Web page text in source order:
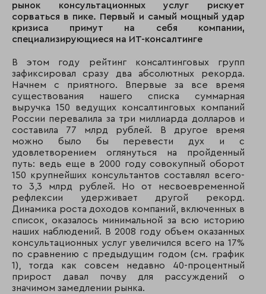
рынок консультационных услуг рискует
сорваться в пике. Первый и самый мощный удар
кризиса примут на себя компании,
специализирующиеся на ИТ-консалтинге
В этом году рейтинг консалтинговых групп
зафиксировал сразу два абсолютных рекорда.
Начнем с приятного. Впервые за все время
существования нашего списка суммарная
выручка 150 ведущих консалтинговых компаний
России перевалила за три миллиарда долларов и
составила 77 млрд рублей. В другое время
можно было бы перевести дух и с
удовлетворением оглянуться на пройденный
путь: ведь еще в 2000 году совокупный оборот
150 крупнейших консультантов составлял всего-
то 3,3 млрд рублей. Но от несвоевременной
рефлексии удерживает другой рекорд.
Динамика роста доходов компаний, включенных в
список, оказалось минимальной за всю историю
наших наблюдений. В 2008 году объем оказанных
консультационных услуг увеличился всего на 17%
по сравнению с предыдущим годом (см. график
1), тогда как совсем недавно 40-процентный
прирост давал почву для рассуждений о
значимом замедлении рынка.